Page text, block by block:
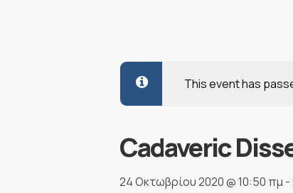
This event has
Cadaveric
24 Οκτωβρίου 2020 @ 10:50 πμ -